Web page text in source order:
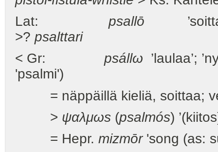
Lat: psallō ’soittaa
>? psalttari
< Gr: psállω ’laulaa’;
'psalmi')
= näppäillä kieliä, soittaa;
> ψαλμωs (psalmós)
= Hepr. mizmōr'song (as: